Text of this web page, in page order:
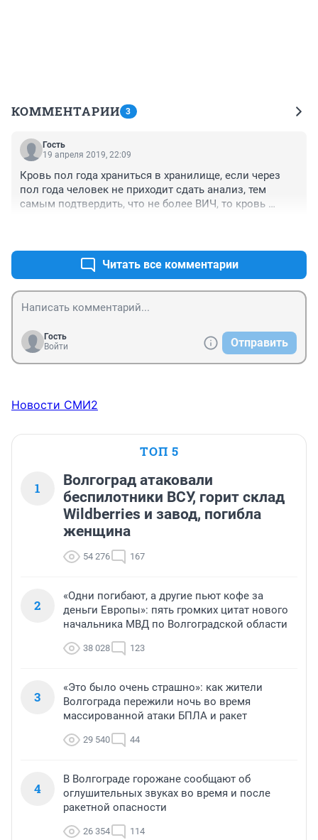
КОММЕНТАРИИ 3
Гость
19 апреля 2019, 22:09
Кровь пол года храниться в хранилище, если через
пол года человек не приходит сдать анализ, тем
самым подтвердить, что не более ВИЧ, то кровь
Читать все комментарии
Гость
Войти
Отправить
Новости СМИ2
ТОП 5
1
Волгоград атаковали
беспилотники ВСУ, горит склад
Wildberries и завод, погибла
женщина
54 276 167
2
«Одни погибают, а другие пьют кофе за
деньги Европы»: пять громких цитат нового
начальника МВД по Волгоградской области
38 028 123
3
«Это было очень страшно»: как жители
Волгограда пережили ночь во время
массированной атаки БПЛА и ракет
29 540 44
4
В Волгограде горожане сообщают об
оглушительных звуках во время и после
ракетной опасности
26 354 114